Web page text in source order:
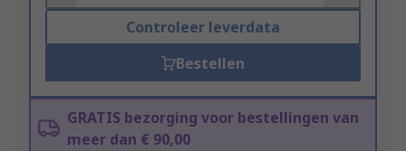
Controleer leverdata
Bestellen
GRATIS bezorging voor bestellingen van
meer dan € 90,00